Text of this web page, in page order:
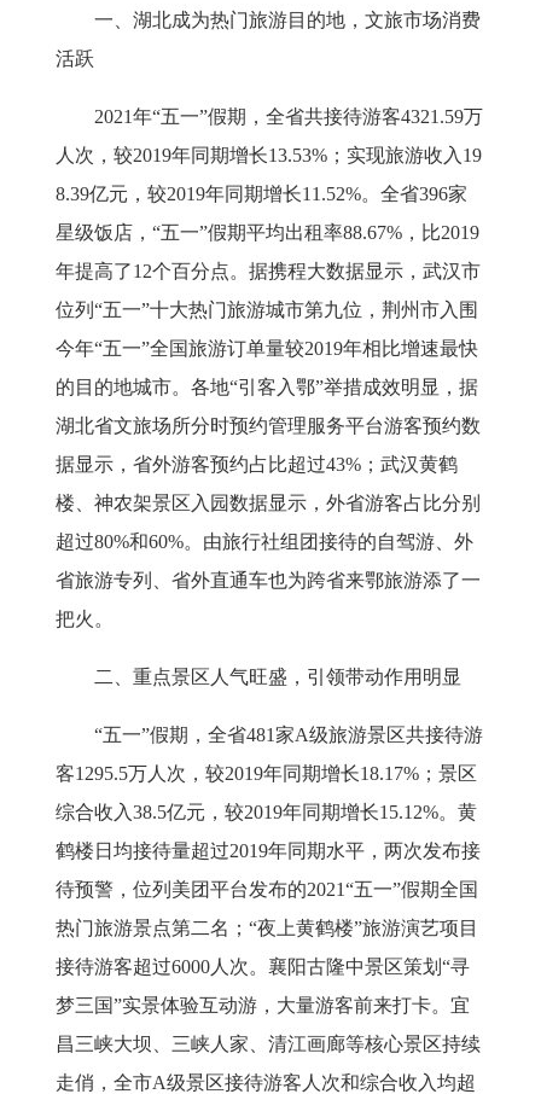
一、湖北成为热门旅游目的地，文旅市场消费
活跃
2021年“五一”假期，全省共接待游客4321.59万
人次，较2019年同期增长13.53% ；实现旅游收入 19
8.39亿元，较2019年同期增长11.52%。全省396家
星级饭店，“五一”假期平均出租率88.67% ，比2019
年提高了12个百分点。据携程大数据显示，武汉市
位列“五一”十大热门旅游城市第九位，荆州市入围
今年“五一”全国旅游订单量较2019年相比增速最快
的目的地城市。各地“引客入鄂”举措成效明显，据
湖北省文旅场所分时预约管理服务平台游客预约数
据显示，省外游客预约占比超过43% ；武汉黄鹤
楼、神农架景区入园数据显示，外省游客占比分别
超过80%和60%。由旅行社组团接待的自驾游、外
省旅游专列、省外直通车也为跨省来鄂旅游添了一
把火。
二、重点景区人气旺盛，引领带动作用明显
“五一”假期，全省481家A级旅游景区共接待游
客1295.5万人次，较2019年同期增长18.17% ；景区
综合收入38.5亿元，较2019年同期增长15.12%。黄
鹤楼日均接待量超过2019年同期水平，两次发布接
待预警，位列美团平台发布的2021“五一”假期全国
热门旅游景点第二名；“夜上黄鹤楼”旅游演艺项目
接待游客超过6000 人次。襄阳古隆中景区策划“寻
梦三国”实景体验互动游，大量游客前来打卡。宜
昌三峡大坝、三峡人家、清江画廊等核心景区持续
走俏，全市A级景区接待游客人次和综合收入均超